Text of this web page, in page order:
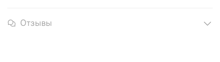
Отзывы